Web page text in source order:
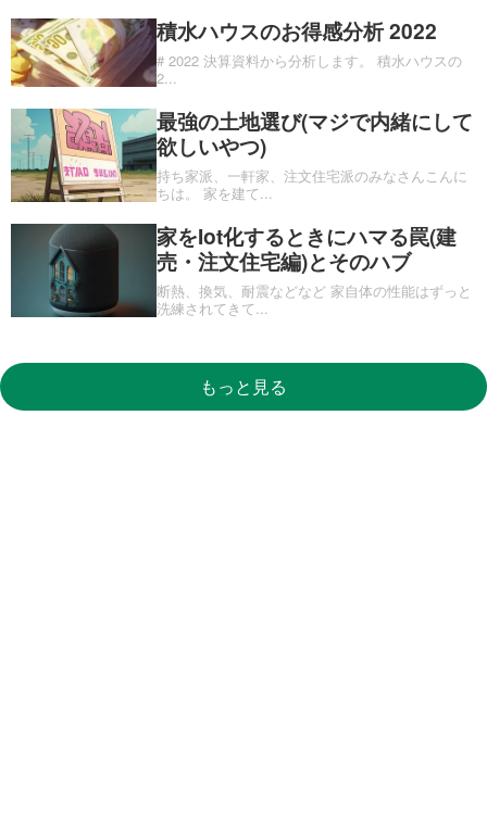
積水ハウスのお得感分析 2022
# 2022 決算資料から分析します。 積水ハウスの
2...
最強の土地選び(マジで内緒にして
欲しいやつ)
持ち家派、一軒家、注文住宅派のみなさんこんに
ちは。 家を建て...
家をIot化するときにハマる罠(建
売・注文住宅編)とそのハブ
断熱、換気、耐震などなど 家自体の性能はずっと
洗練されてきて...
もっと見る